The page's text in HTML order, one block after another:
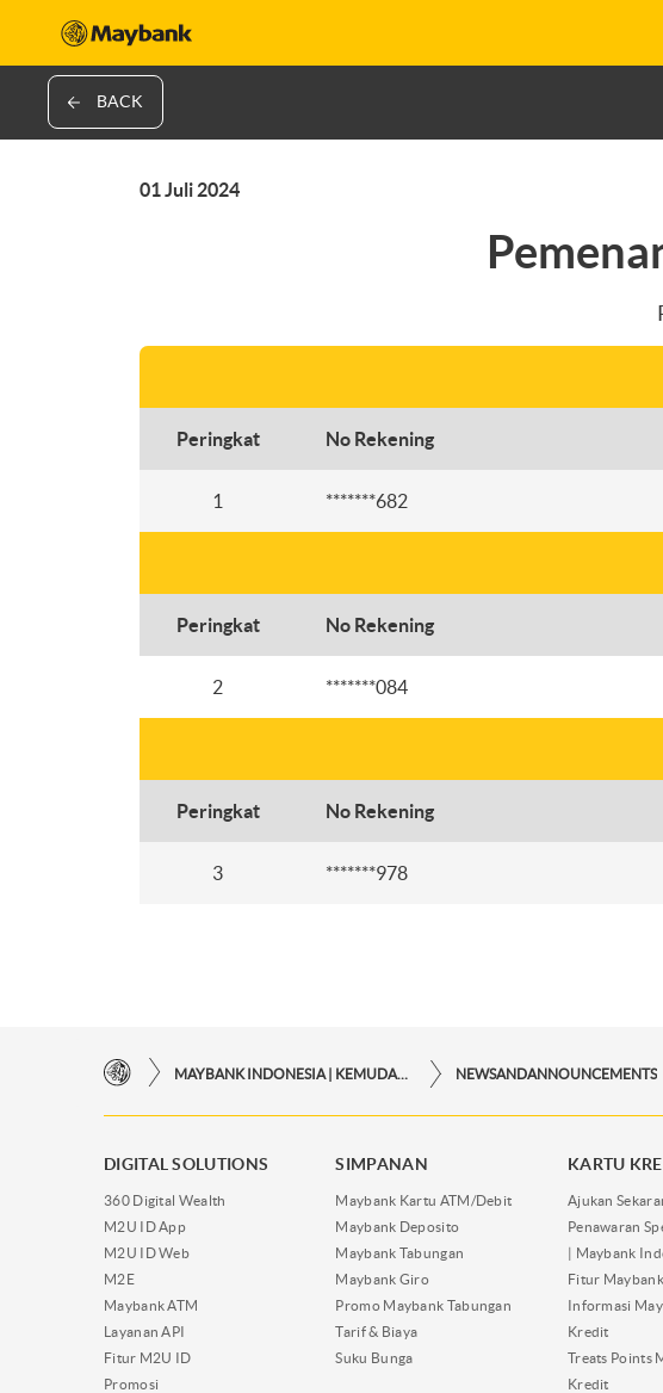
BACK
01 Juli 2024
Peringkat No Rekening
1 *******682
Peringkat No Rekening
2 *******084
Peringkat No Rekening
3 *******978
NEWSANDANNOUNCEMENTS
DIGITAL SOLUTIONS
360 Digital Wealth
M2U ID App
M2U ID Web
M2E
Maybank ATM
Layanan API
Fitur M2U ID
Promosi
SIMPANAN
Maybank Kartu ATM/Debit
Maybank Deposito
Maybank Tabungan
Maybank Giro
Promo Maybank Tabungan
Tarif & Biaya
Suku Bunga
KARTU
Ajukan
Penawaran
| Maybank
Fitur
Informasi
Kredit
Treats Points
Kredit